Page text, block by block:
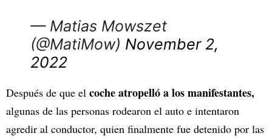
— Matias Mowszet
(@MatiMow) November 2,
2022
Después de que el coche atropelló a los manifestantes,
algunas de las personas rodearon el auto e intentaron
agredir al conductor, quien finalmente fue detenido por las